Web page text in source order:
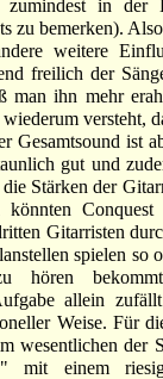
in der
zu bemerken).
weitere
freilich der
man ihn mehr
versteht,
Gesamtsound ist
gut und
Stärken der
Gitarristen
spielen so
hören
allein
Weise. Für
wesentlichen der
einem